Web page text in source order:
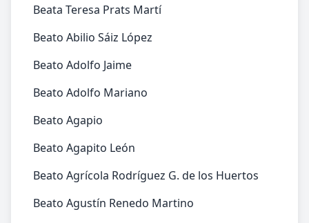
Beata Teresa Prats Martí
Beato Abilio Sáiz López
Beato Adolfo Jaime
Beato Adolfo Mariano
Beato Agapio
Beato Agapito León
Beato Agrícola Rodríguez G. de los Huertos
Beato Agustín Renedo Martino